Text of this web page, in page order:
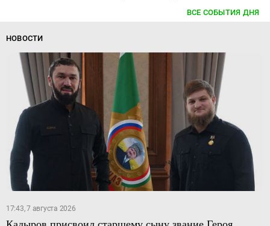
ВСЕ СОБЫТИЯ ДНЯ
НОВОСТИ
17:43, 7 августа 2026